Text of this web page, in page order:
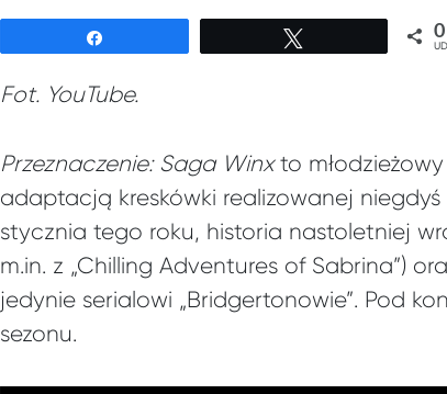
0
Fot. YouTube.
Przeznaczenie: Saga Winxto
adaptacją kreskówki realizowanej
stycznia tego roku, historia nastoletniej
m.in. z „Chilling Adventures of Sabrina”)
jedynie serialowi „Bridgertonowie”. Pod
sezonu.